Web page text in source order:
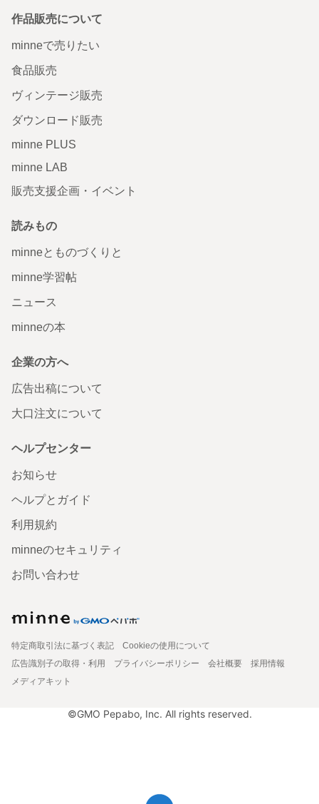
作品販売について
minneで売りたい
食品販売
ヴィンテージ販売
ダウンロード販売
minne PLUS
minne LAB
販売支援企画・イベント
読みもの
minneとものづくりと
minne学習帖
ニュース
minneの本
企業の方へ
広告出稿について
大口注文について
ヘルプセンター
お知らせ
ヘルプとガイド
利用規約
minneのセキュリティ
お問い合わせ
特定商取引法に基づく表記
Cookieの使用について
広告識別子の取得・利用
プライバシーポリシー 会社概要
採用情報
メディアキット
©GMO Pepabo, Inc. All rights reserved.